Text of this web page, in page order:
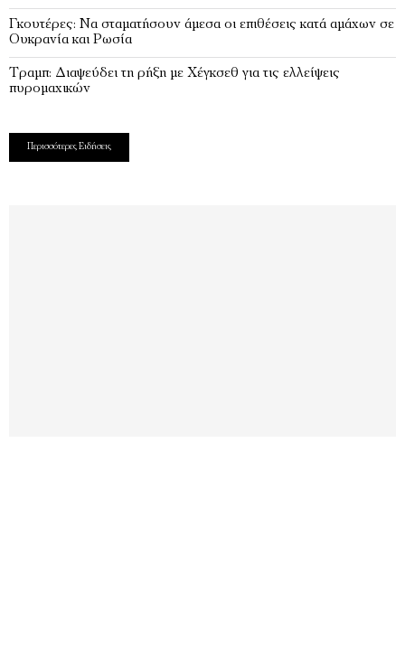
Γκουτέρες: Να σταματήσουν άμεσα οι επιθέσεις κατά αμάχων σε
Ουκρανία και Ρωσία
Τραμπ: Διαψεύδει τη ρήξη με Χέγκσεθ για τις ελλείψεις
πυρομαχικών
Περισσότερες Ειδήσεις